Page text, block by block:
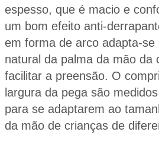
espesso, que é macio e
um bom efeito anti-
em forma de arco adapta-se
natural da palma da mão da
facilitar a preensão. O
largura da pega são
para se adaptarem ao
da mão de crianças de